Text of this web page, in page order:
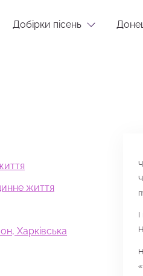
Добірки пісень
життя
Харківська